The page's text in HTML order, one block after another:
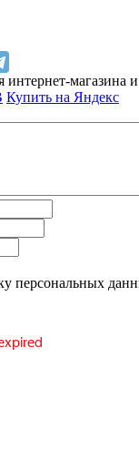
интернет-
Купить на Яндекс
персональных